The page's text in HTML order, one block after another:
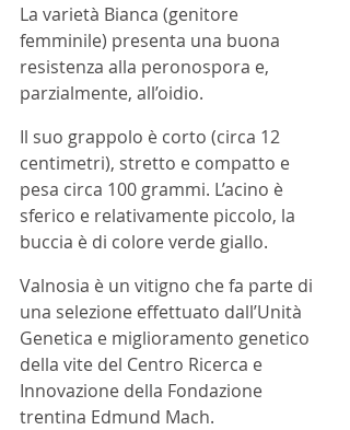
La varietà Bianca (genitore
femminile) presenta una buona
resistenza alla peronospora e,
parzialmente, all’oidio.
Il suo grappolo è corto (circa 12
centimetri), stretto e compatto e
pesa circa 100 grammi. L’acino è
sferico e relativamente piccolo, la
buccia è di colore verde giallo.
Valnosia è un vitigno che fa parte di
una selezione effettuato dall’Unità
Genetica e miglioramento genetico
della vite del Centro Ricerca e
Innovazione della Fondazione
trentina Edmund Mach.